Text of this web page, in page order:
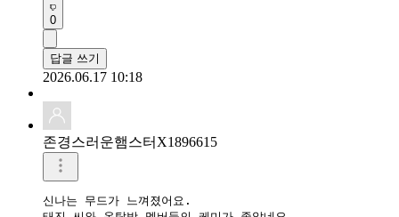
0
답글 쓰기
2026.06.17 10:18
존경스러운햄스터X1896615
신나는 무드가 느껴졌어요.